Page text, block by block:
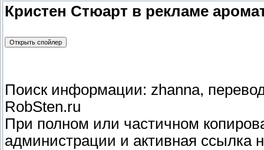
Кристен Стюарт в рекламе
Поиск информации: zhanna,
RobSten.ru
При полном или частичном
администрации и активная ссылка